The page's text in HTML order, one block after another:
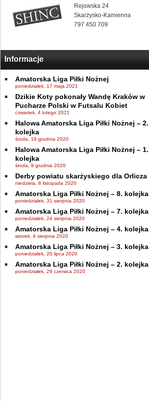
Rejowska 24
Skarżysko-Kamienna
797 450 709
Informacje
Amatorska Liga Piłki Nożnej
poniedziałek, 17 maja 2021
Dzikie Koty pokonały Wandę Kraków w
Pucharze Polski w Futsalu Kobiet
czwartek, 4 lutego 2021
Halowa Amatorska Liga Piłki Nożnej – 2.
kolejka
środa, 16 grudnia 2020
Halowa Amatorska Liga Piłki Nożnej – 1.
kolejka
środa, 9 grudnia 2020
Derby powiatu skarżyskiego dla Orlicza
niedziela, 8 listopada 2020
Amatorska Liga Piłki Nożnej – 8. kolejka
poniedziałek, 31 sierpnia 2020
Amatorska Liga Piłki Nożnej – 7. kolejka
poniedziałek, 24 sierpnia 2020
Amatorska Liga Piłki Nożnej – 4. kolejka
wtorek, 4 sierpnia 2020
Amatorska Liga Piłki Nożnej – 3. kolejka
poniedziałek, 20 lipca 2020
Amatorska Liga Piłki Nożnej – 2. kolejka
poniedziałek, 29 czerwca 2020